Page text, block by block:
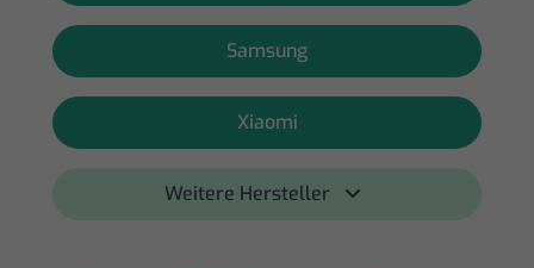
Samsung
Xiaomi
Weitere Hersteller